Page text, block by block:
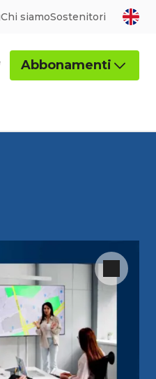
Chi siamoSostenitori
Abbonamenti